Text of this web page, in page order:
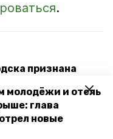
молодёжи и отель
глава
новые
.
признана
вышел на